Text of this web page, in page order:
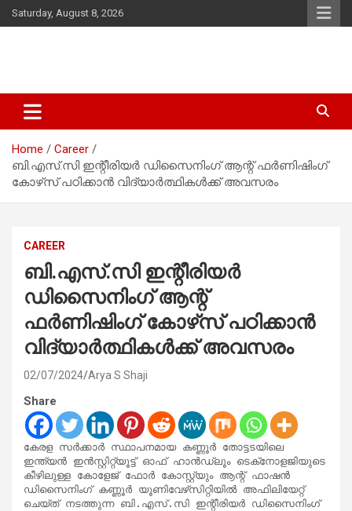
Skip
to
Saturday, August 8, 2026
Sarkardaily : Breaking News |
Latest Malayalam News | Latest
English News
India. Politics News Events. Sports News. Movie News. Lifestyle
News.
Home
Career
ബി.എസ്.സി ഇന്റീരിയര്‍ ഡിസൈനിംഗ് ആന്റ് ഫര്‍ണിഷിംഗ്
കോഴ്‌സ് പഠിക്കാൻ വിദ്യാർത്ഥികൾക്ക് അവസരം
CAREER
ബി.എസ്.സി ഇന്റീരിയര്‍
ഡിസൈനിംഗ് ആന്റ്
ഫര്‍ണിഷിംഗ് കോഴ്‌സ് പഠിക്കാൻ
വിദ്യാർത്ഥികൾക്ക് അവസരം
02/07/2024 Arya S Shaji
Share
കേരള സര്‍ക്കാര്‍ സ്ഥാപനമായ കണ്ണൂര്‍ തോട്ടടയിലെ
ഇന്ത്യന്‍ ഇന്‍സ്റ്റിറ്റ്യൂട്ട് ഓഫ് ഹാന്‍ഡ്‌ലൂം ടെക്‌നോളജിയുടെ
കീഴിലുള്ള കോളേജ് ഫോര്‍ കോസ്റ്റ്യും ആന്റ് ഫാഷന്‍
ഡിസൈനിംഗ് കണ്ണൂര്‍ യൂണിവേഴ്‌സിറ്റിയില്‍ അഫിലിയേറ്റ്
ചെയ്ത് നടത്തുന്ന ബി.എസ്.സി ഇന്റീരിയര്‍ ഡിസൈനിംഗ്